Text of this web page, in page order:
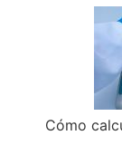
Cómo